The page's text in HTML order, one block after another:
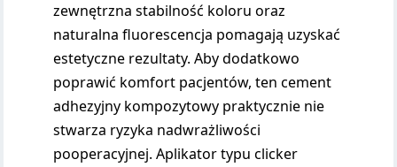
zewnętrzna stabilność koloru oraz
naturalna fluorescencja pomagają uzyskać
estetyczne rezultaty. Aby dodatkowo
poprawić komfort pacjentów, ten cement
adhezyjny kompozytowy praktycznie nie
stwarza ryzyka nadwrażliwości
pooperacyjnej. Aplikator typu clicker